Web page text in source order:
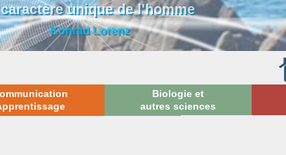
unique de l'homme
Konrad Lorenz
Biologie et
autres sciences